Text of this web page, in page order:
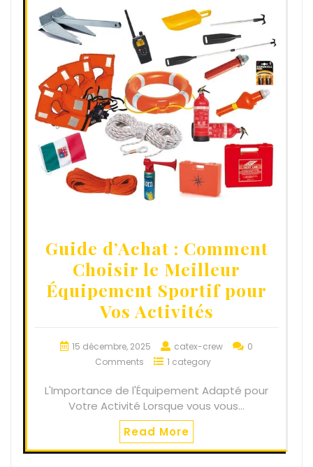
Guide d’Achat : Comment
Choisir le Meilleur
Équipement Sportif pour
Vos Activités
15 décembre, 2025 catex-crew
0
Comments
1 category
L'Importance de l'Équipement Adapté pour
Votre Activité Lorsque vous vous…
Read More